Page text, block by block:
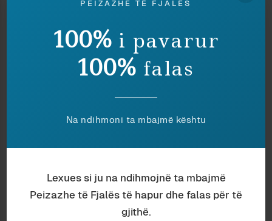
pushon. Gria e errët në katër pasdreke peshon
mbi makinë dhe mbi mua. Ndaloj. Një mace e
zezë po kalon rrugën mbi vijat e bardha. Dy tri
makina radhiten në të dy krahët. Macja, që me
sa duket rregullat e qarkullimit në rrugë i
respekton më shumë se unë, kapardiset pa
nuk është në Tiranë, ku do e kishin bërë njësh
tre shishe verë për sonte. Im shoq nuk bie të
flerë derisa agu zbardh, në ditët e zgjedhjeve
presidenciale. Duhet të ble edhe letër higjienike
PEIZAZHE TË FJALËS
100% i pavarur
100% falas
Na ndihmoni ta mbajmë kështu
Lexues si ju na ndihmojnë ta mbajmë
Peizazhe të Fjalës të hapur dhe falas për të
gjithë.